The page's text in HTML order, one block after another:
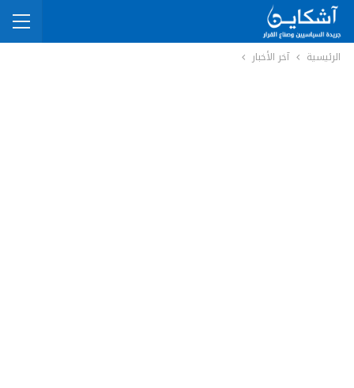
الرئيسية آخر الأخبار